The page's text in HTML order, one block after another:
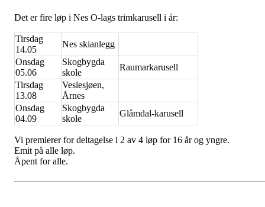
Det er fire løp i Nes O-lags trimkarusell i år:
Tirsdag
14.05
Nes skianlegg
Onsdag
05.06
Skogbygda
skole
Raumarkarusell
Tirsdag
13.08
Veslesjøen,
Årnes
Onsdag
04.09
Skogbygda
skole
Glåmdal-karusell
Vi premierer for deltagelse i 2 av 4 løp for 16 år og yngre.
Emit på alle løp.
Åpent for alle.